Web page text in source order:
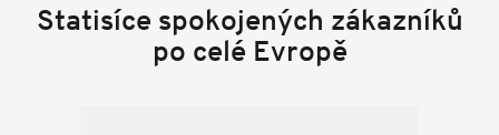
Statisíce spokojených zákazníků
po celé Evropě